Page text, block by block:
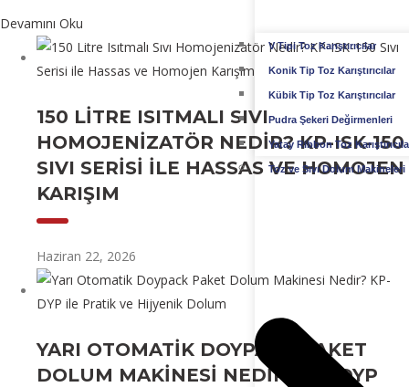
V Tipi Toz Karıştırıcılar
Konik Tip Toz Karıştırıcılar
Kübik Tip Toz Karıştırıcılar
Pudra Şekeri Değirmenleri
Yatay Ribbon Toz
Toz ve Sıvı Dolum Makineleri
Devamını Oku
150 LITRE ISITMALI SIVI
HOMOJENIZATÖR NEDIR? KP-ISK-150
SIVI SERISI ILE HASSAS VE HOMOJEN
KARIŞIM
Haziran 22, 2026
YARI OTOMATIK DOYPACK PAKET
DOLUM MAKINESI NEDIR? KP-DYP